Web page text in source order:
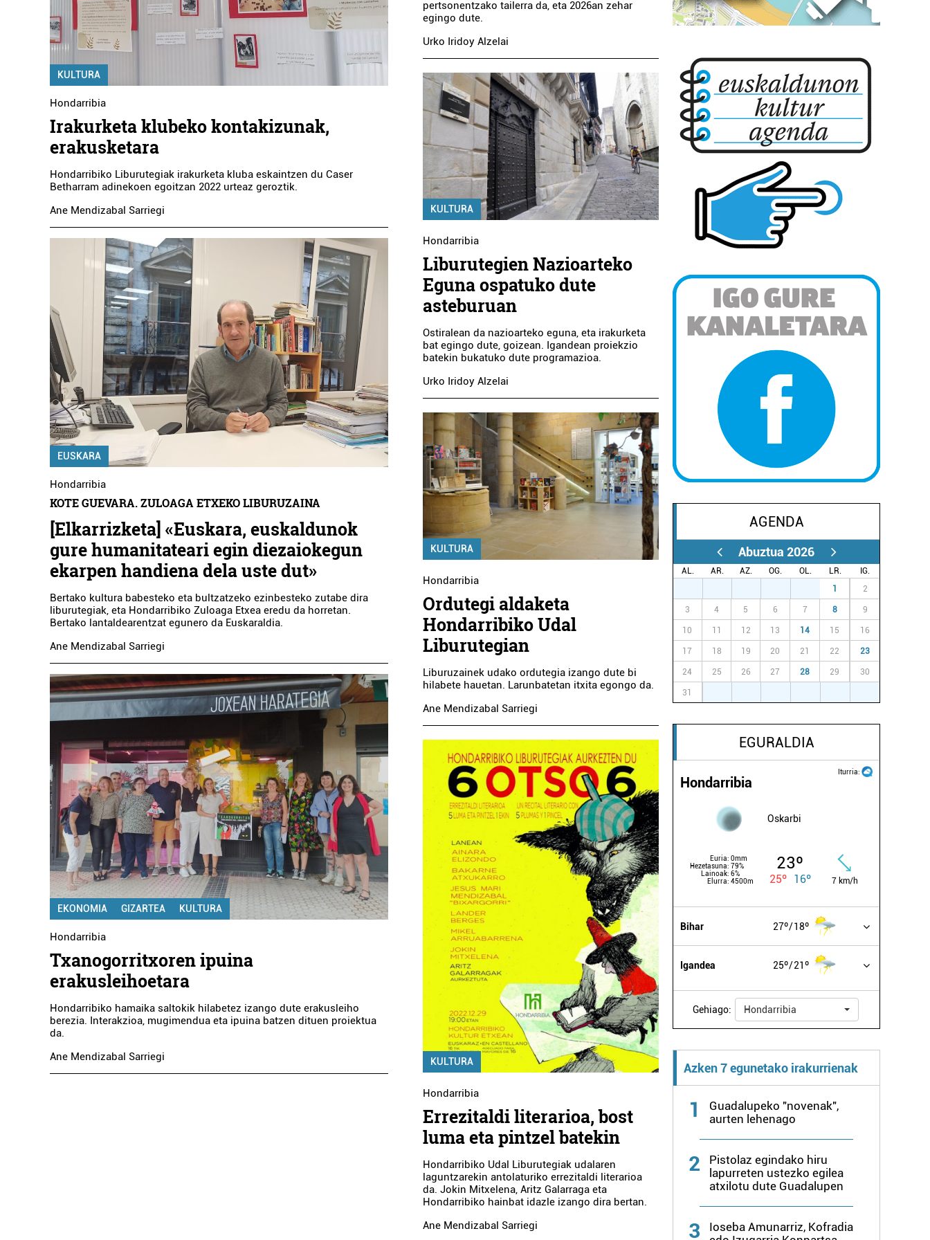
KULTURA
Hondarribia
Irakurketa klubeko kontakizunak,
erakusketara
Hondarribiko Liburutegiak irakurketa kluba eskaintzen du Caser
Betharram adinekoen egoitzan 2022 urteaz geroztik.
Ane Mendizabal Sarriegi
EUSKARA
Hondarribia
KOTE GUEVARA. ZULOAGA ETXEKO LIBURUZAINA
[Elkarrizketa] «Euskara, euskaldunok
gure humanitateari egin diezaiokegun
ekarpen handiena dela uste dut»
Bertako kultura babesteko eta bultzatzeko ezinbesteko zutabe dira
liburutegiak, eta Hondarribiko Zuloaga Etxea eredu da horretan.
Bertako lantaldearentzat egunero da Euskaraldia.
Ane Mendizabal Sarriegi
EKONOMIA GIZARTEA KULTURA
Hondarribia
Txanogorritxoren ipuina
erakusleihoetara
Hondarribiko hamaika saltokik hilabetez izango dute erakusleiho
berezia. Interakzioa, mugimendua eta ipuina batzen dituen proiektua
da.
Ane Mendizabal Sarriegi
pertsonentzako tailerra da, eta 2026an zehar
egingo dute.
Urko Iridoy Alzelai
KULTURA
Hondarribia
Liburutegien Nazioarteko
Eguna ospatuko dute
asteburuan
Ostiralean da nazioarteko eguna, eta irakurketa
bat egingo dute, goizean. Igandean proiekzio
batekin bukatuko dute programazioa.
Urko Iridoy Alzelai
KULTURA
Hondarribia
Ordutegi aldaketa
Hondarribiko Udal
Liburutegian
Liburuzainek udako ordutegia izango dute bi
hilabete hauetan. Larunbatetan itxita egongo da.
Ane Mendizabal Sarriegi
KULTURA
Hondarribia
Errezitaldi literarioa, bost
luma eta pintzel batekin
Hondarribiko Udal Liburutegiak udalaren
laguntzarekin antolaturiko errezitaldi literarioa
da. Jokin Mitxelena, Aritz Galarraga eta
Hondarribiko hainbat idazle izango dira bertan.
Ane Mendizabal Sarriegi
AGENDA
Abuztua 2026
AL. AR. AZ. OG. OL. LR.
IG.
1 2
3 4 5 6 7 8 9
10 11 12 13 14 15 16
17 18 19 20 21 22 23
24 25 26 27 28 29 30
31
EGURALDIA
Iturria:
Hondarribia
Oskarbi
Euria: 0mm
Hezetasuna: 79%
Lainoak: 6%
Elurra: 4500m
23º
25º 16º 7 km/h
Bihar 27º 18º
Igandea 25º 21º
Gehiago: Hondarribia
Azken 7 egunetako irakurrienak
1
Guadalupeko "novenak",
aurten lehenago
2
Pistolaz egindako hiru
lapurreten ustezko egilea
atxilotu dute Guadalupen
3
Ioseba Amunarriz, Kofradia